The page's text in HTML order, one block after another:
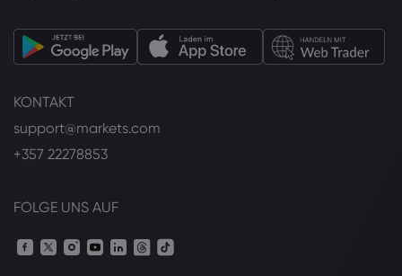
KONTAKT
support@markets.com
+357 22278853
FOLGE UNS AUF